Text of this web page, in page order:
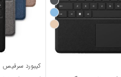
کیبورد سرفیس